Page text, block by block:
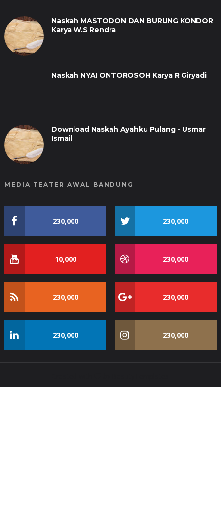
Naskah MASTODON DAN BURUNG KONDOR
Karya W.S Rendra
Naskah NYAI ONTOROSOH Karya R Giryadi
Download Naskah Ayahku Pulang - Usmar
Ismail
MEDIA TEATER AWAL BANDUNG
230,000 230,000
10,000 230,000
230,000 230,000
230,000 230,000